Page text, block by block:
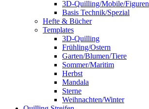
3D-Quilling/Mobile/Figuren
Basis Technik/Spezial
Hefte & Bücher
Templates
3D-Quilling
Frühling/Ostern
Garten/Blumen/Tiere
Sommer/Maritim
Herbst
Mandala
Sterne
Weihnachten/Winter